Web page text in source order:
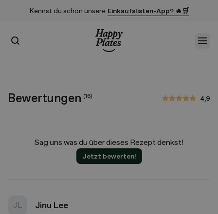
Kennst du schon unsere Einkaufslisten-App? 🔥🛒
Suchen
Bewertungen (16) 4,9
4,9 von 5 Sternen
Sag uns was du über dieses Rezept denkst!
Jetzt bewerten!
JL Jinu Lee